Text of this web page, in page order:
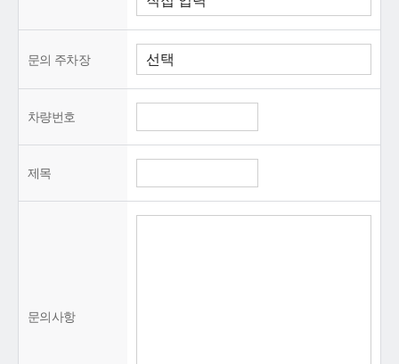
문의 주차장
차량번호
제목
문의사항